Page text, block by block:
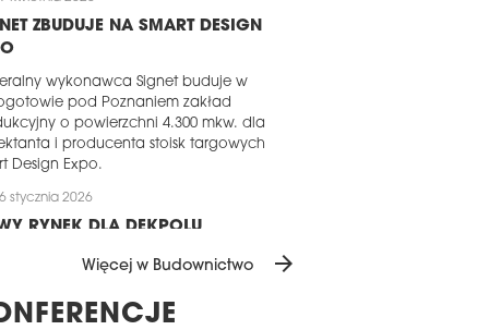
ZBUDUJE NA SMART DESIGN
wykonawca Signet buduje w
pod Poznaniem zakład
o powierzchni 4.300 mkw. dla
i producenta stoisk targowych
Design Expo.
stycznia 2026
RYNEK DLA DEKPOLU
Budownictwo rozszerza swoją
roku spółka zawarła umowę z
na realizację prac
Więcej w Budownictwo arrow_forward